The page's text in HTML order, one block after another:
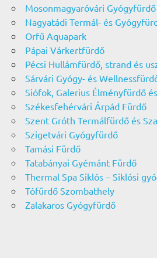
Mosonmagyaróvári Gyógyfürdő
Nagyatádi Termál- és
Orfű Aquapark
Pápai Várkertfürdő
Pécsi Hullámfürdő, strand és
Sárvári Gyógy- és
Siófok, Galerius Élményfürdő
Székesfehérvári Árpád Fürdő
Szent Gróth Termálfürdő és
Szigetvári Gyógyfürdő
Tamási Fürdő
Tatabányai Gyémánt Fürdő
Thermal Spa Siklós – Siklósi
Tófürdő Szombathely
Zalakaros Gyógyfürdő